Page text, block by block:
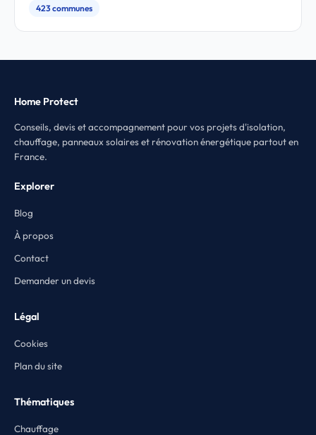
423 communes
Home Protect
Conseils, devis et accompagnement pour vos projets d'isolation,
chauffage, panneaux solaires et rénovation énergétique partout en
France.
Explorer
Blog
À propos
Contact
Demander un devis
Légal
Cookies
Plan du site
Thématiques
Chauffage